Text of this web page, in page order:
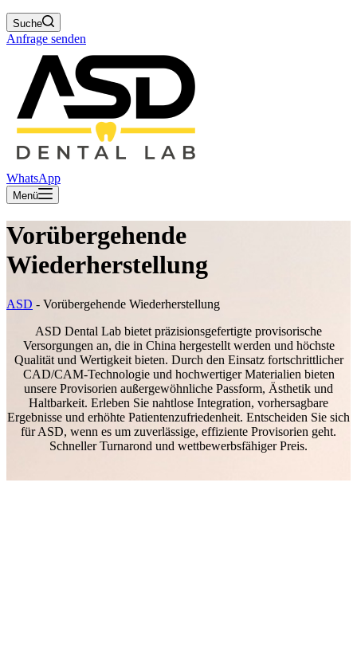
Suche
Anfrage senden
WhatsApp
Menü
Vorübergehende
Wiederherstellung
ASD - Vorübergehende Wiederherstellung
ASD Dental Lab bietet präzisionsgefertigte provisorische
Versorgungen an, die in China hergestellt werden und höchste
Qualität und Wertigkeit bieten. Durch den Einsatz fortschrittlicher
CAD/CAM-Technologie und hochwertiger Materialien bieten
unsere Provisorien außergewöhnliche Passform, Ästhetik und
Haltbarkeit. Erleben Sie nahtlose Integration, vorhersagbare
Ergebnisse und erhöhte Patientenzufriedenheit. Entscheiden Sie sich
für ASD, wenn es um zuverlässige, effiziente Provisorien geht.
Schneller Turnarond und wettbewerbsfähiger Preis.